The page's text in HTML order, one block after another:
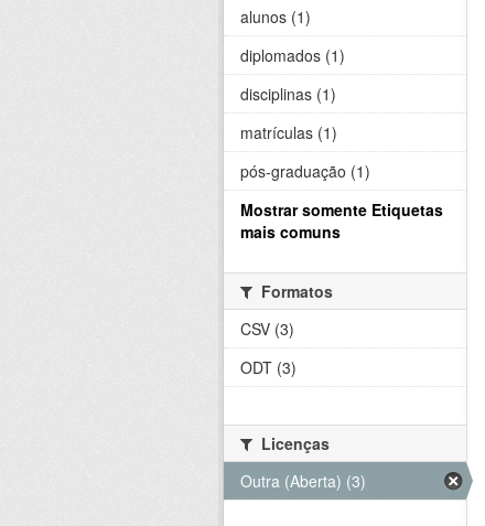
alunos (1)
diplomados (1)
disciplinas (1)
matrículas (1)
pós-graduação (1)
Mostrar somente Etiquetas
mais comuns
Formatos
CSV (3)
ODT (3)
Licenças
Outra (Aberta) (3)